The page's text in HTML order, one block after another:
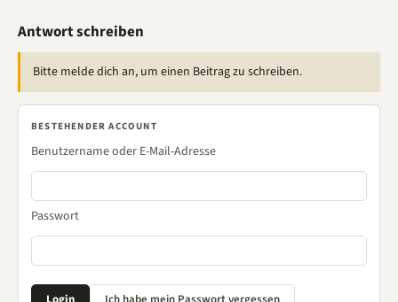
Antwort schreiben
Bitte melde dich an, um einen Beitrag zu schreiben.
BESTEHENDER ACCOUNT
Benutzername oder E-Mail-Adresse
Passwort